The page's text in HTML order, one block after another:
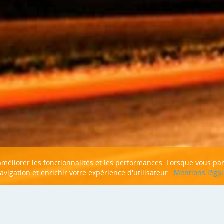
les fonctionnalités et les performances. Lorsque vous
et enrichir votre expérience d'utilisateur. Mentions